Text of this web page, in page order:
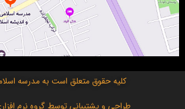
کلیه حقوق متعلق است بهمدرسه
طراحی و پشتیبانی توسطگروه نرم